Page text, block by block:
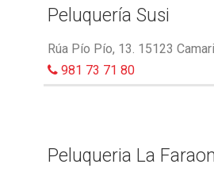
Peluquería Susi
Rúa Pío Pío, 13. 15123
981 73 71 80
Peluqueria La